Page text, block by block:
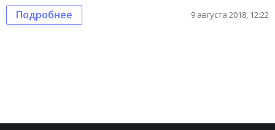
Подробнее 9 августа 2018, 12:22